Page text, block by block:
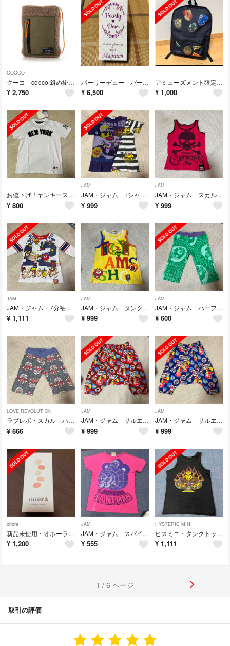
COOCO
クーコ cooco 斜め掛け ショルダーバック
¥ 2,750
パーリーデュー パーフェクトクレンジング&ウォッシュ
¥ 6,500
アミューズメント限定 ハリー・ポッター リュック
¥ 1,000
お値下げ！ヤンキース・キッズTシャツ・140
¥ 800
JAM
JAM・ジャム Tシャツ・150
¥ 999
JAM
JAM・ジャム スカルタンクトップ・120
¥ 999
JAM
JAM・ジャム 7分袖Tシャツ・140
¥ 1,111
JAM
JAM・ジャム タンクトップ140
¥ 999
JAM
JAM・ジャム ハーフパンツ・130
¥ 600
LOVE REVOLUTION
ラブレボ・スカル ハーフパンツ・120
¥ 666
JAM
JAM・ジャム サルエルパンツ・150
¥ 999
JAM
JAM・ジャム サルエルパンツ・140
¥ 999
ohora
新品未使用・オホーラ ohora ジェルネイルシール ND-364
¥ 1,200
JAM
JAM・ジャム スパイダーマンTシャツ・150
¥ 555
HYSTERIC MINI
ヒスミニ・タンクトップ・120
¥ 1,111
1 / 6 ページ
取引の評価